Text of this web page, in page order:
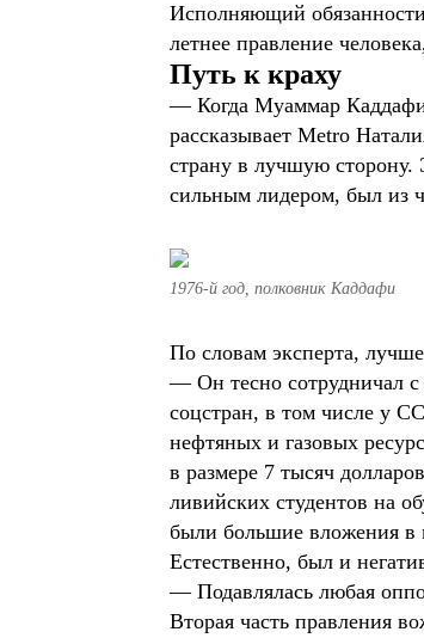
Исполняющий
летнее правление
Путь к краху
— Когда Муаммар Каддафи
рассказывает Metro
страну в лучшую сторону.
сильным лидером, был из
1976-й год, полковник Каддафи
По словам эксперта, лучше
— Он тесно сотрудничал с
соцстран, в том числе у
нефтяных и газовых
в размере 7 тысяч
ливийских студентов на
были большие вложения в
Естественно, был и
— Подавлялась любая
Вторая часть правления